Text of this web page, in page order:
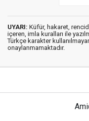
UYARI: Küfür, hakaret,
içeren, imla kuralları ile
Türkçe karakter
onaylanmamaktadır.